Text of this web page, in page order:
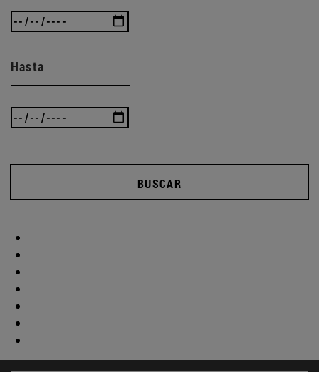
Hasta
BUSCAR